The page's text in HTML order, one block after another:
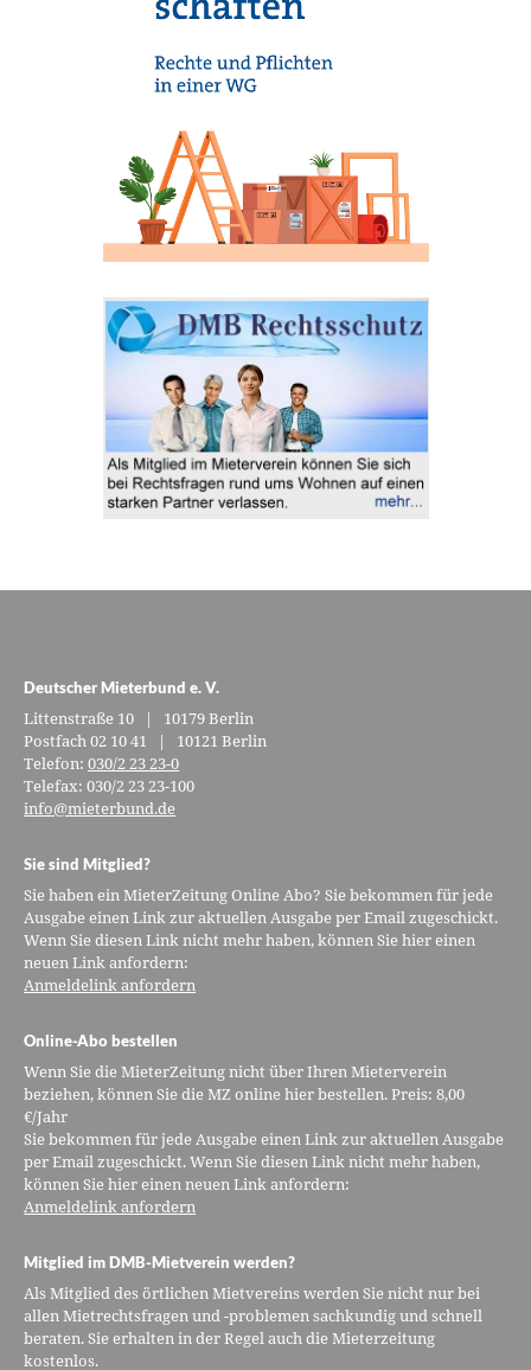
Deutscher Mieterbund e. V.
Littenstraße 10 | 10179 Berlin
Postfach 02 10 41 | 10121 Berlin
Telefon:030/2 23 23-0
Telefax: 030/2 23 23-100
info@mieterbund.de
Sie sind Mitglied?
Sie haben ein MieterZeitung Online Abo? Sie bekommen für jede
Ausgabe einen Link zur aktuellen Ausgabe per Email zugeschickt.
Wenn Sie diesen Link nicht mehr haben, können Sie hier einen
neuen Link anfordern:
Anmeldelink anfordern
Online-Abo bestellen
Wenn Sie die MieterZeitung nicht über Ihren Mieterverein
beziehen, können Sie die MZ online hier bestellen. Preis: 8,00
€/Jahr
Sie bekommen für jede Ausgabe einen Link zur aktuellen Ausgabe
per Email zugeschickt. Wenn Sie diesen Link nicht mehr haben,
können Sie hier einen neuen Link anfordern:
Anmeldelink anfordern
Mitglied im DMB-Mietverein werden?
Als Mitglied des örtlichen Mietvereins werden Sie nicht nur bei
allen Mietrechtsfragen und -problemen sachkundig und schnell
beraten. Sie erhalten in der Regel auch die Mieterzeitung
kostenlos.